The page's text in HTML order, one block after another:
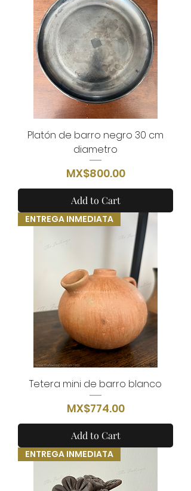
Platón de barro negro 30 cm
diametro
Price
MX$800.00
Add to Cart
ENTREGA INMEDIATA
Tetera mini de barro blanco
Price
MX$774.00
Add to Cart
ENTREGA INMEDIATA